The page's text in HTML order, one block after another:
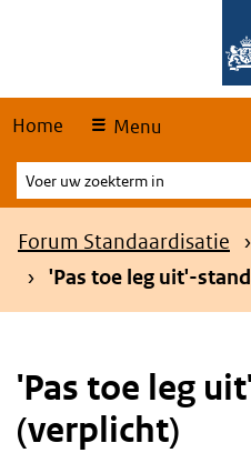
Home Menu
Voer
uw
zoekterm
Kruimelpad
Forum Standaardisatie
'Pas toe leg uit'-
'Pas toe leg
(verplicht)